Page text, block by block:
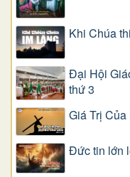
Khi Chúa
Đại Hội
thứ 3
Giá Trị
Đức tin lớn